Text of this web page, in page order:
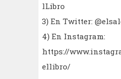
lLibro
3) En Twitter:
4) En Instagram:
https://
ellibro/